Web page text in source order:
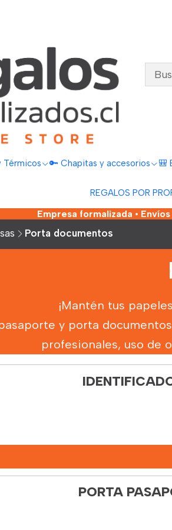
Térmicos 🔑 Chapitas y accesorios 🎒
REGALOS POR
Empresa formalizada •
Porta documentos
¡Mantén tus
y porta
profesionales, uso de
PORTA